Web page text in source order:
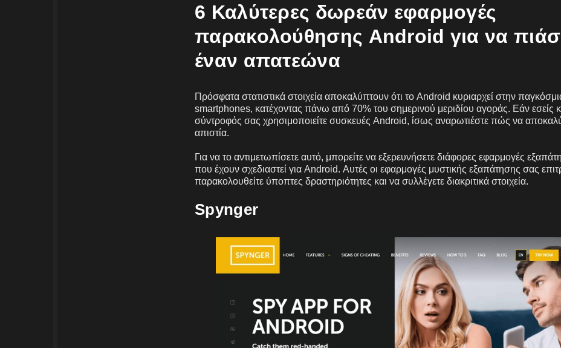
6 Καλύτερες δωρεάν εφαρμογές
παρακολούθησης Android για να
έναν απατεώνα
Πρόσφατα στατιστικά στοιχεία αποκαλύπτουν ότι το Android κυριαρχεί στην
smartphones, κατέχοντας πάνω από 70% του σημερινού μεριδίου αγοράς. Εάν εσείς
σύντροφός σας χρησιμοποιείτε συσκευές Android, ίσως αναρωτιέστε πώς να
απιστία.
Για να το αντιμετωπίσετε αυτό, μπορείτε να εξερευνήσετε διάφορες εφαρμογές
που έχουν σχεδιαστεί για Android. Αυτές οι εφαρμογές μυστικής εξαπάτησης σας
παρακολουθείτε ύποπτες δραστηριότητες και να συλλέγετε διακριτικά στοιχεία.
Spynger